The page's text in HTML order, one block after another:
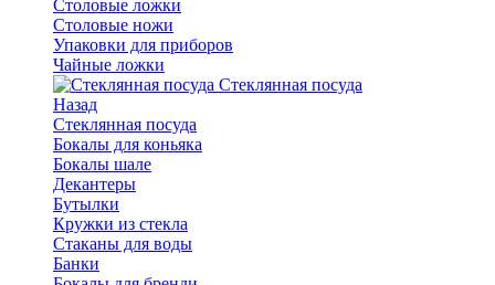
Столовые ложки
Столовые ножи
Упаковки для приборов
Чайные ложки
Стеклянная посуда
Назад
Стеклянная посуда
Бокалы для коньяка
Бокалы шале
Декантеры
Бутылки
Кружки из стекла
Стаканы для воды
Банки